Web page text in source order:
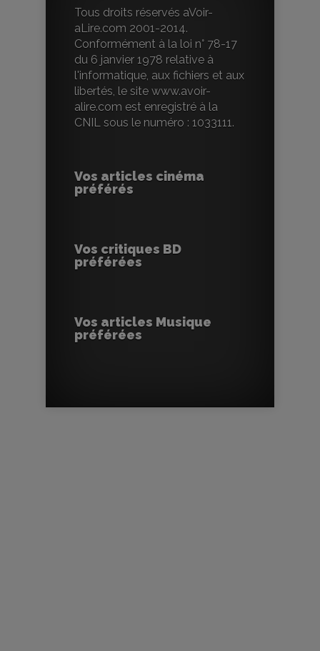
Tous droits réservés aVoir-
aLire.com 2001-2014.
Conformément à la loi n° 78-17
du 6 janvier 1978 relative à
l'informatique, aux fichiers et aux
libertés, le site www.avoir-
alire.com est enregistré à la
CNIL sous le numéro : 1033111.
Vos articles cinéma
préférés
Vos critiques BD
préférées
Vos articles Musique
préférées